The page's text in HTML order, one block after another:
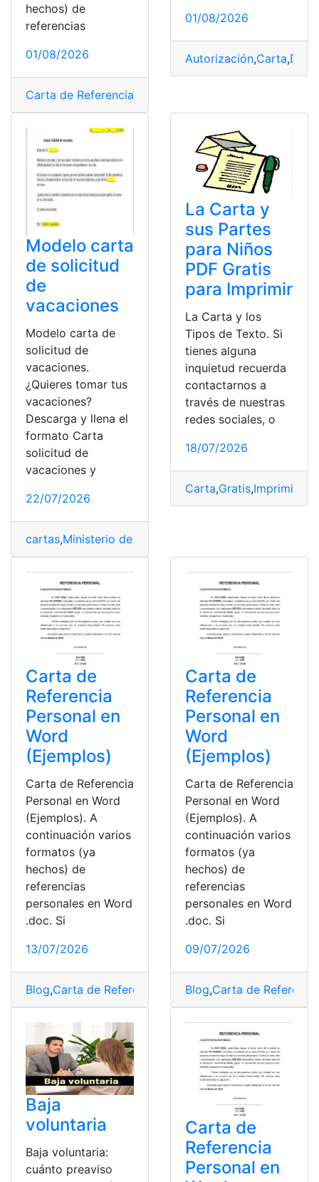
hechos) de
referencias
01/08/2026
Carta de Referencia
01/08/2026
Autorización,Carta,
Modelo carta
de solicitud
de
vacaciones
Modelo carta de
solicitud de
vacaciones.
¿Quieres tomar tus
vacaciones?
Descarga y llena el
formato Carta
solicitud de
vacaciones y
22/07/2026
cartas,Ministerio de Trabajo
La Carta y
sus Partes
para Niños
PDF Gratis
para Imprimir
La Carta y los
Tipos de Texto. Si
tienes alguna
inquietud recuerda
contactarnos a
través de nuestras
redes sociales, o
18/07/2026
Carta,Gratis,Imprimir
Carta de
Referencia
Personal en
Word
(Ejemplos)
Carta de Referencia
Personal en Word
(Ejemplos). A
continuación varios
formatos (ya
hechos) de
referencias
personales en Word
.doc. Si
13/07/2026
Blog,Carta de Referencia Herramientas Ecuador,
Carta de
Referencia
Personal en
Word
(Ejemplos)
Carta de Referencia
Personal en Word
(Ejemplos). A
continuación varios
formatos (ya
hechos) de
referencias
personales en Word
.doc. Si
09/07/2026
Blog,Carta de
Baja
voluntaria
Baja voluntaria:
cuánto preaviso
Carta de
Referencia
Personal en